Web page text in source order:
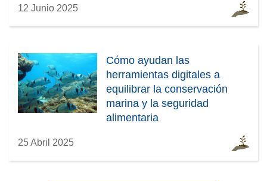
12 Junio 2025
Cómo ayudan las
herramientas digitales a
equilibrar la conservación
marina y la seguridad
alimentaria
25 Abril 2025